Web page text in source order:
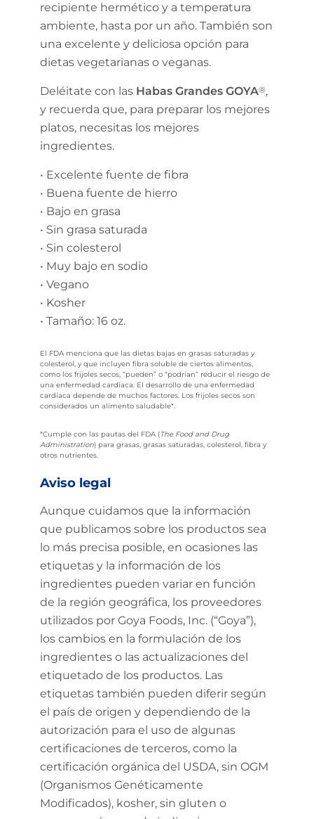
recipiente hermético y a temperatura
ambiente, hasta por un año. También son
una excelente y deliciosa opción para
dietas vegetarianas o veganas.
Deléitate con las Habas Grandes GOYA®,
y recuerda que, para preparar los mejores
platos, necesitas los mejores
ingredientes.
• Excelente fuente de fibra
• Buena fuente de hierro
• Bajo en grasa
• Sin grasa saturada
• Sin colesterol
• Muy bajo en sodio
• Vegano
• Kosher
• Tamaño: 16 oz.
El FDA menciona que las dietas bajas en grasas saturadas y
colesterol, y que incluyen fibra soluble de ciertos alimentos,
como los frijoles secos, “pueden” o “podrían” reducir el riesgo de
una enfermedad cardíaca. El desarrollo de una enfermedad
cardíaca depende de muchos factores. Los frijoles secos son
considerados un alimento saludable*.
*Cumple con las pautas del FDA (The Food and Drug
Administration) para grasas, grasas saturadas, colesterol, fibra y
otros nutrientes.
Aviso legal
Aunque cuidamos que la información
que publicamos sobre los productos sea
lo más precisa posible, en ocasiones las
etiquetas y la información de los
ingredientes pueden variar en función
de la región geográfica, los proveedores
utilizados por Goya Foods, Inc. (“Goya”),
los cambios en la formulación de los
ingredientes o las actualizaciones del
etiquetado de los productos. Las
etiquetas también pueden diferir según
el país de origen y dependiendo de la
autorización para el uso de algunas
certificaciones de terceros, como la
certificación orgánica del USDA, sin OGM
(Organismos Genéticamente
Modificados), kosher, sin gluten o